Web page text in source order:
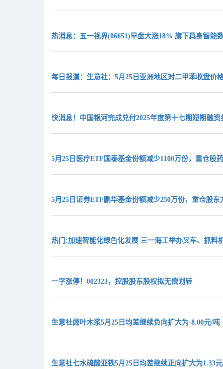
热消息：五一视界(06651)早盘大涨18% 旗下具身智能
每日报道：生意社：5月25日亚洲地区对二甲苯收盘价
快消息！中国银河完成兑付2025年度第十七期短期融资
5月25日医疗ETF国泰基金份额减少1100万份，重仓股
5月25日证券ETF鹏华基金份额减少250万份，重仓股
热门:加速智能化绿色化发展 三一海工举办叉车、抓料
一字涨停！002323，控股股东股权拟无偿划转
生意社阔叶木浆5月25日均差继续负向扩大为-8.00元/吨
生意社七水硫酸亚铁5月25日均差继续正向扩大为1.33